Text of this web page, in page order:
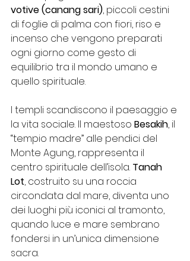
votive (canang sari), piccoli cestini
di foglie di palma con fiori, riso e
incenso che vengono preparati
ogni giorno come gesto di
equilibrio tra il mondo umano e
quello spirituale.
I templi scandiscono il paesaggio e
la vita sociale. Il maestoso Besakih, il
“tempio madre” alle pendici del
Monte Agung, rappresenta il
centro spirituale dell’isola. Tanah
Lot, costruito su una roccia
circondata dal mare, diventa uno
dei luoghi più iconici al tramonto,
quando luce e mare sembrano
fondersi in un’unica dimensione
sacra.